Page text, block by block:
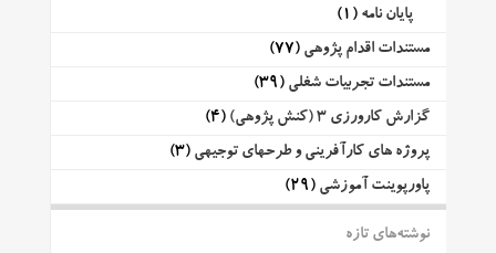
پایان نامه (1)
مستندات اقدام پژوهی (77)
مستندات تجربیات شغلی (39)
گزارش کارورزی 3 (کنش پژوهی)
(4)
پروژه های کارآفرینی و طرحهای توجیهی (3)
پاورپوینت آموزشی (29)
نوشته‌های تازه